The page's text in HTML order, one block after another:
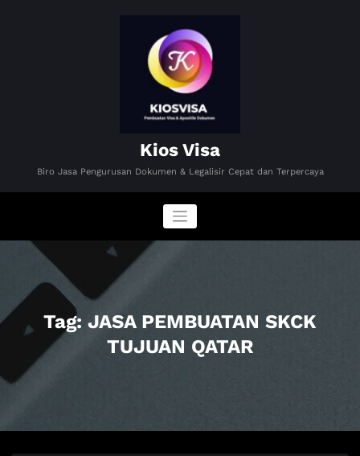
Kios Visa
Biro Jasa Pengurusan Dokumen & Legalisir Cepat dan Terpercaya
Tag: JASA PEMBUATAN SKCK
TUJUAN QATAR